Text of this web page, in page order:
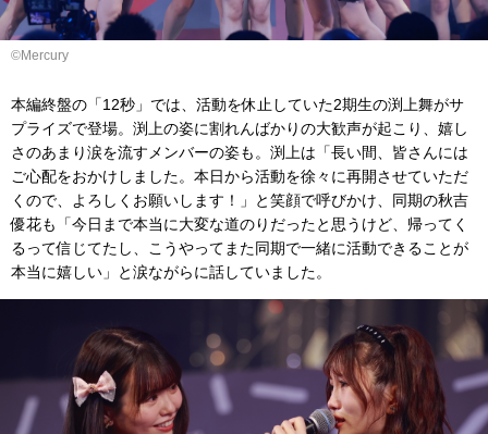
©Mercury
本編終盤の「12秒」では、活動を休止していた2期生の渕上舞がサ
プライズで登場。渕上の姿に割れんばかりの大歓声が起こり、嬉し
さのあまり涙を流すメンバーの姿も。渕上は「長い間、皆さんには
ご心配をおかけしました。本日から活動を徐々に再開させていただ
くので、よろしくお願いします！」と笑顔で呼びかけ、同期の秋吉
優花も「今日まで本当に大変な道のりだったと思うけど、帰ってく
るって信じてたし、こうやってまた同期で一緒に活動できることが
本当に嬉しい」と涙ながらに話していました。